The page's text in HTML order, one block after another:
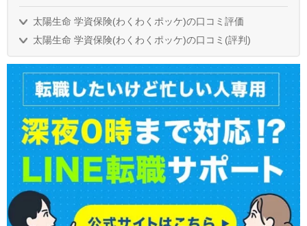
太陽生命 学資保険(わくわくポッケ)の口コミ評価
太陽生命 学資保険(わくわくポッケ)の口コミ(評判)